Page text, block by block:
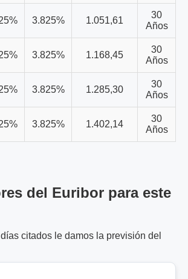
3.825% 1.051,61
30
Años
3.825% 1.168,45
30
Años
3.825% 1.285,30
30
Años
3.825% 1.402,14
30
Años
del Euribor para este
citados le damos la previsión del